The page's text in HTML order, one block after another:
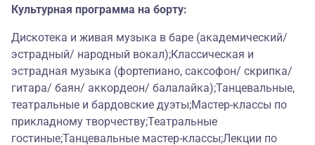
Культурная программа на борту:
Дискотека и живая музыка в баре (академический/
эстрадный/ народный вокал);Классическая и
эстрадная музыка (фортепиано, саксофон/ скрипка/
гитара/ баян/ аккордеон/ балалайка);Танцевальные,
театральные и бардовские дуэты;Мастер-классы по
прикладному творчеству;Театральные
гостиные;Танцевальные мастер-классы;Лекции по